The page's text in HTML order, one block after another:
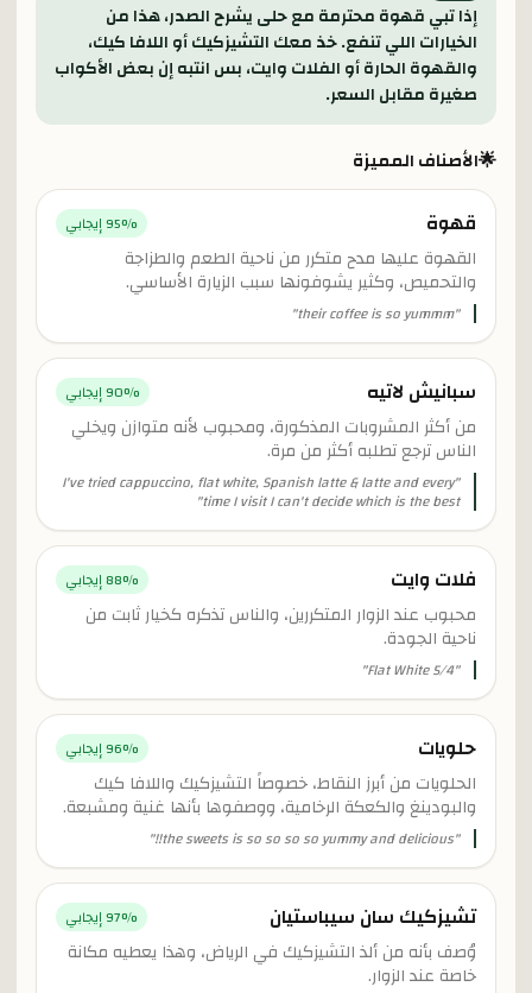
إذا تبي قهوة محترمة مع حلى يشرح الصدر، هذا من
الخيارات اللي تنفع. خذ معك التشيزكيك أو اللافا كيك،
والقهوة الحارة أو الفلات وايت، بس انتبه إن بعض الأكواب
صغيرة مقابل السعر.
🌟الأصناف المميزة
قهوة 95% إيجابي
القهوة عليها مدح متكرر من ناحية الطعم والطزاجة
والتحميص، وكثير يشوفونها سبب الزيارة الأساسي.
"
their coffee is so yummm
"
سبانيش لاتيه 90% إيجابي
من أكثر المشروبات المذكورة، ومحبوب لأنه متوازن ويخلي
الناس ترجع تطلبه أكثر من مرة.
"
I've tried cappuccino, flat white, Spanish latte & latte and every
time I visit I can't decide which is the best
"
فلات وايت 88% إيجابي
محبوب عند الزوار المتكررين، والناس تذكره كخيار ثابت من
ناحية الجودة.
"
Flat White 5/4
"
حلويات 96% إيجابي
الحلويات من أبرز النقاط، خصوصاً التشيزكيك واللافا كيك
والبودينغ والكعكة الرخامية، ووصفوها بأنها غنية ومشبعة.
"
the sweets is so so so so yummy and delicious!!
"
تشيزكيك سان سيباستيان 97% إيجابي
وُصف بأنه من ألذ التشيزكيك في الرياض، وهذا يعطيه مكانة
خاصة عند الزوار.